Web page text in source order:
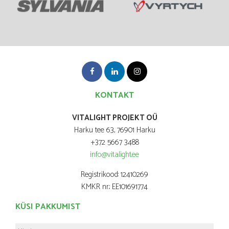
KONTAKT
VITALIGHT PROJEKT OÜ
Harku tee 63, 76901 Harku
+372 5667 3488
info@vitalight.ee
Registrikood: 12410269
KMKR nr.: EE101691774
KÜSI PAKKUMIST